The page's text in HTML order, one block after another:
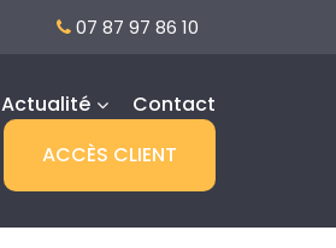
07 87 97 86 10
Actualité
Contact
ACCÈS CLIENT